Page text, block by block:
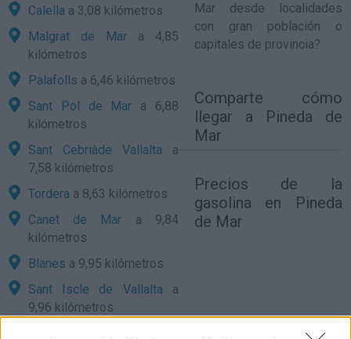
Calella a 3,08 kilómetros
Malgrat de Mara 4,85
kilómetros
Palafolls a 6,46 kilómetros
Sant Pol de Mar a 6,88
kilómetros
Sant Cebriàde Vallalta a
7,58 kilómetros
Tordera a 8,63 kilómetros
Canet de Mar a 9,84
kilómetros
Blanes a 9,95 kilómetros
Sant Iscle de Vallalta a
9,96 kilómetros
Mardesde localidades
con gran población o
capitales de provincia?
Comparte cómo
llegar a Pineda de
Mar
Precios de la
gasolina en Pineda
de Mar